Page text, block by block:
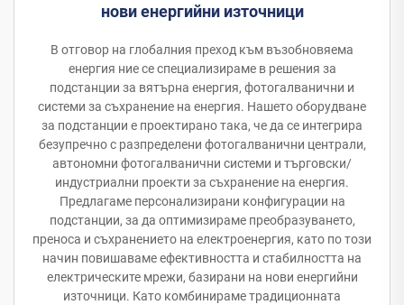
нови енергийни източници
В отговор на глобалния преход към възобновяема
енергия ние се специализираме в решения за
подстанции за вятърна енергия, фотогалванични и
системи за съхранение на енергия. Нашето оборудване
за подстанции е проектирано така, че да се интегрира
безупречно с разпределени фотогалванични централи,
автономни фотогалванични системи и търговски/
индустриални проекти за съхранение на енергия.
Предлагаме персонализирани конфигурации на
подстанции, за да оптимизираме преобразуването,
преноса и съхранението на електроенергия, като по този
начин повишаваме ефективността и стабилността на
електрическите мрежи, базирани на нови енергийни
източници. Като комбинираме традиционната